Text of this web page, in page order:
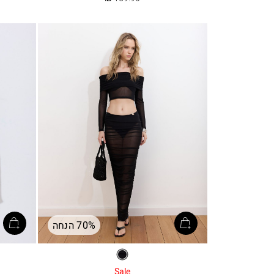
70% הנחה
שחור
Sale